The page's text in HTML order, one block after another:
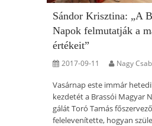
Sándor Krisztina: „A
Napok felmutatják a
értékeit”
2017-09-11 Nagy
Vasárnap este immár
kezdetét a Brassói Magyar
gálát Toró Tamás
felelevenítette, hogyan